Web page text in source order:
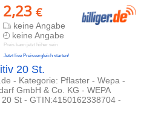
2,23 €
keine Angabe
keine Angabe
Preis kann jetzt höher sein
Jetzt live Preisvergleich starten!
20 St.
- Kategorie: Pflaster - Wepa -
GmbH & Co. KG - WEPA
St - GTIN:4150162338704 -